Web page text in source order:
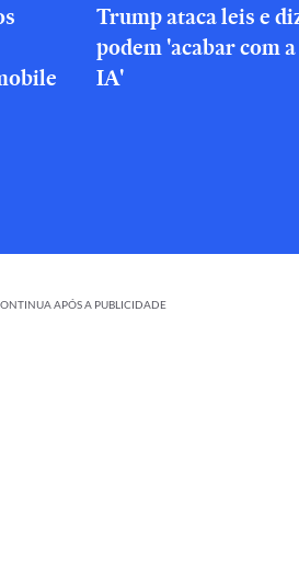
Trump ataca leis e
podem 'acabar com
IA'
APÓS A PUBLICIDADE